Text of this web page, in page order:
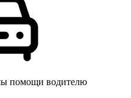
помощи водителю